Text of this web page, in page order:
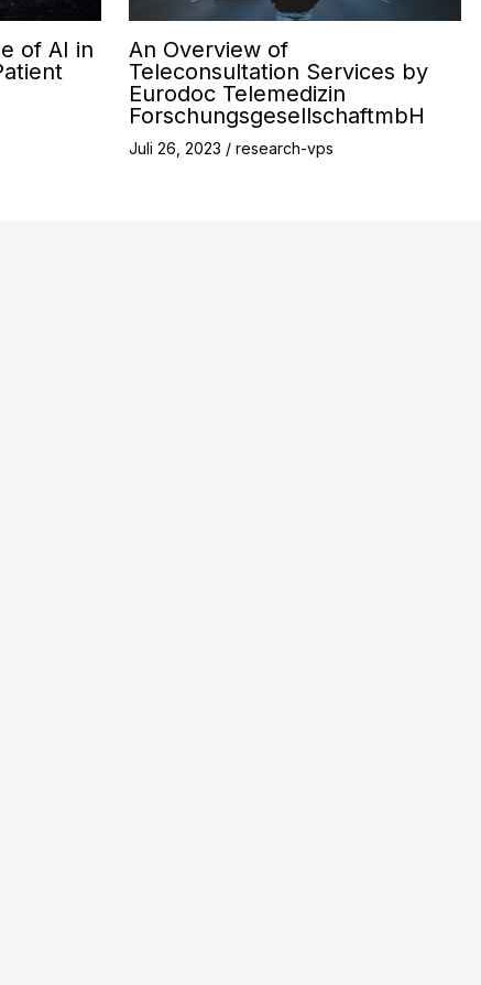
of AI in
An Overview of
Teleconsultation Services by
Eurodoc Telemedizin
ForschungsgesellschaftmbH
Juli 26, 2023 / research-vps